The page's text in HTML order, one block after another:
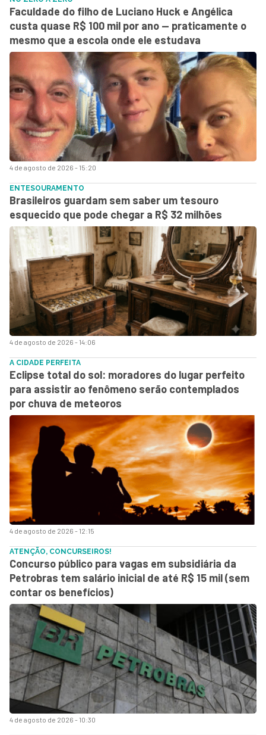
4 de agosto de 2026 - 15:20
Faculdade do filho de Luciano Huck e Angélica
custa quase R$ 100 mil por ano — praticamente o
mesmo que a escola onde ele estudava
4 de agosto de 2026 - 14:06
ENTESOURAMENTO
Brasileiros guardam sem saber um tesouro
esquecido que pode chegar a R$ 32 milhões
4 de agosto de 2026 - 12:15
A CIDADE PERFEITA
Eclipse total do sol: moradores do lugar perfeito
para assistir ao fenômeno serão contemplados
por chuva de meteoros
4 de agosto de 2026 - 10:30
ATENÇÃO, CONCURSEIROS!
Concurso público para vagas em subsidiária da
Petrobras tem salário inicial de até R$ 15 mil (sem
contar os benefícios)